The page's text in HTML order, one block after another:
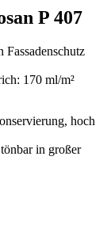
P 407
Fassadenschutz
170 ml/m²
hoch
in großer